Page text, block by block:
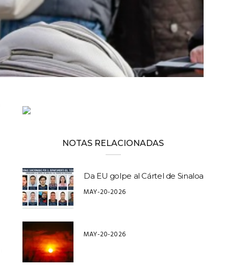
NOTAS RELACIONADAS
Da EU golpe al Cártel de Sinaloa
MAY-20-2026
MAY-20-2026